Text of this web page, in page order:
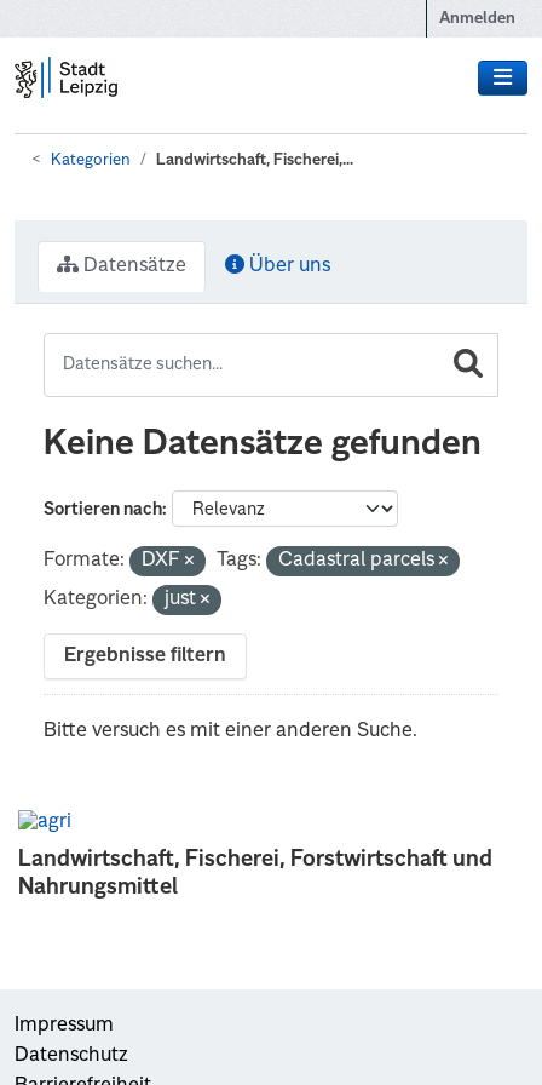
Anmelden
Kategorien Landwirtschaft, Fischerei,...
Landwirtschaft, Fischerei, Forstwirtschaft und
Nahrungsmittel
Datensätze Über uns
Keine Datensätze gefunden
Sortieren nach
Formate: DXF Tags:
Cadastral parcels
Kategorien:
just
Ergebnisse filtern
Bitte versuch es mit einer anderen Suche.
Impressum
Datenschutz